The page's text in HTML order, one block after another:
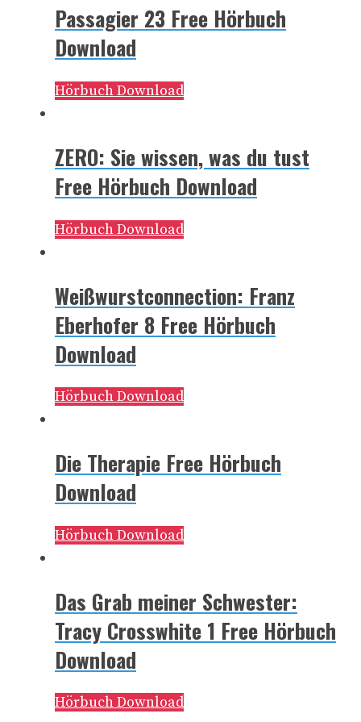
Passagier 23 Free Hörbuch
Download
Hörbuch Download
ZERO: Sie wissen, was du tust
Free Hörbuch Download
Hörbuch Download
Weißwurstconnection: Franz
Eberhofer 8 Free Hörbuch
Download
Hörbuch Download
Die Therapie Free Hörbuch
Download
Hörbuch Download
Das Grab meiner Schwester:
Tracy Crosswhite 1 Free Hörbuch
Download
Hörbuch Download